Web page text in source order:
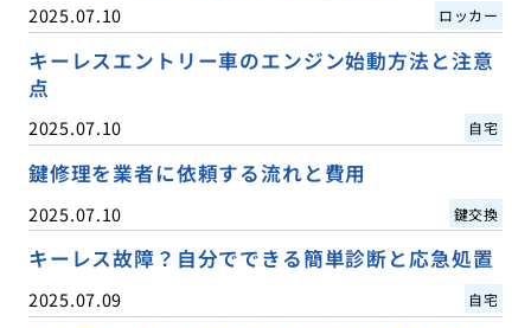
2025.07.10 ロッカー
キーレスエントリー車のエンジン始動方法と注意
点
2025.07.10 自宅
鍵修理を業者に依頼する流れと費用
2025.07.10 鍵交換
キーレス故障？自分でできる簡単診断と応急処置
2025.07.09 自宅